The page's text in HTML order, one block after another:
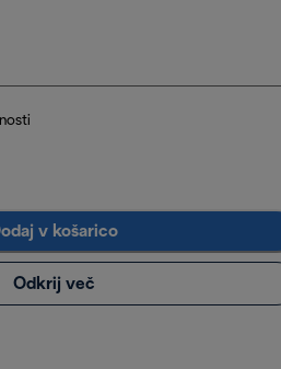
v košarico
Odkrij več